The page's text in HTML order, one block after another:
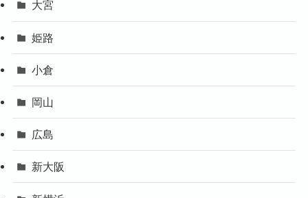
大宮
姫路
小倉
岡山
広島
新大阪